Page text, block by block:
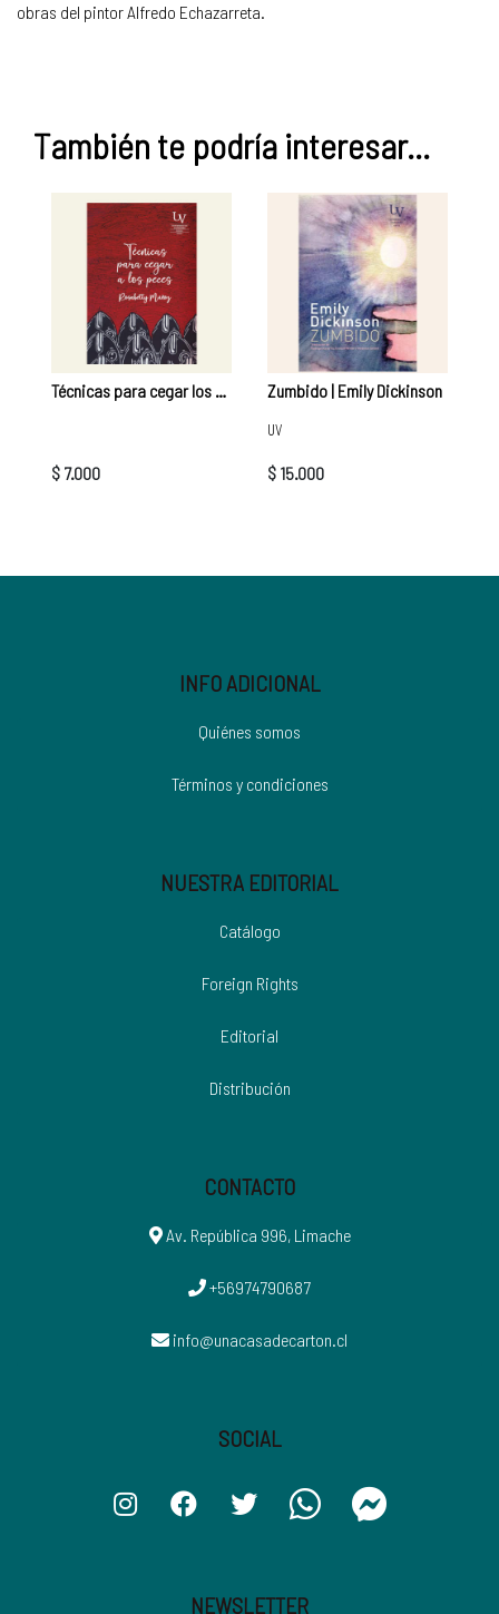
obras del pintor Alfredo Echazarreta.
También te podría interesar...
Técnicas para cegar los peces | Rosabetty Muñoz
$ 7.000
Zumbido | Emily Dickinson
UV
$ 15.000
INFO ADICIONAL
Quiénes somos
Términos y condiciones
NUESTRA EDITORIAL
Catálogo
Foreign Rights
Editorial
Distribución
CONTACTO
Av. República 996, Limache
+56974790687
info@unacasadecarton.cl
SOCIAL
NEWSLETTER